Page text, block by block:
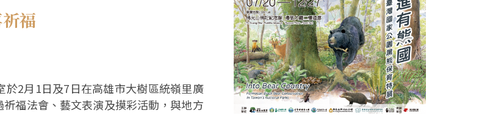
福
2月1日及7日在高雄市大樹區統嶺里廣
福法會、藝文表演及摸彩活動，與地方